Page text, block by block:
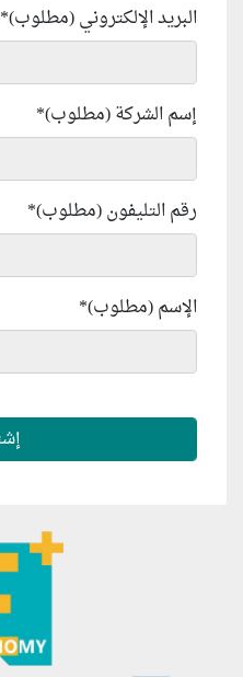
البريد الإلكتروني (مطلوب)*
إسم الشركة (مطلوب)*
رقم التليفون (مطلوب)*
الإسم (مطلوب)*